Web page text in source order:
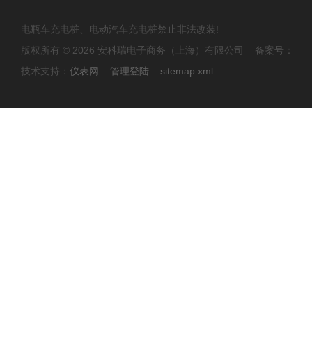
电瓶车充电桩、电动汽车充电桩禁止非法改装!
版权所有 © 2026 安科瑞电子商务（上海）有限公司 备案号：
技术支持： 仪表网 管理登陆 sitemap.xml